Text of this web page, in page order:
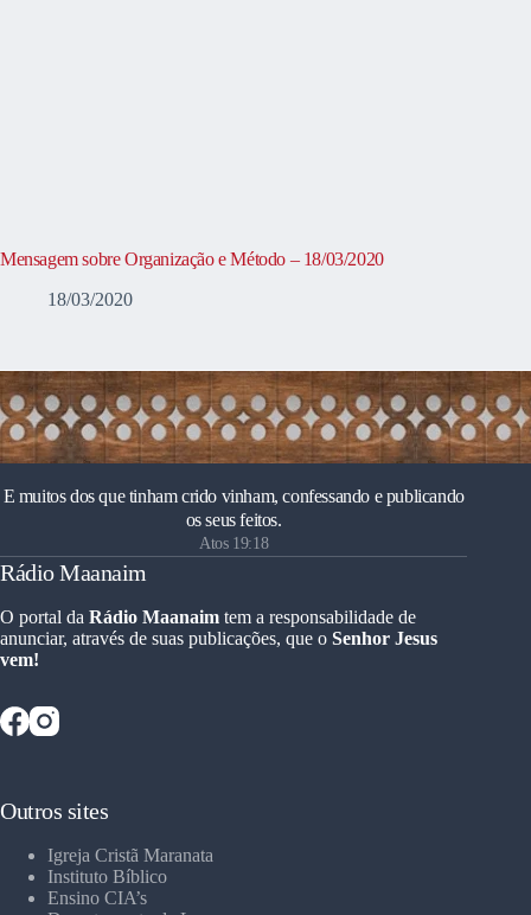
Mensagem sobre Organização e Método – 18/03/2020
18/03/2020
E muitos dos que tinham crido vinham, confessando e publicando
os seus feitos.
Atos 19:18
Rádio Maanaim
O portal da Rádio Maanaim tem a responsabilidade de
anunciar, através de suas publicações, que o Senhor Jesus
vem!
Outros sites
Igreja Cristã Maranata
Instituto Bíblico
Ensino CIA’s